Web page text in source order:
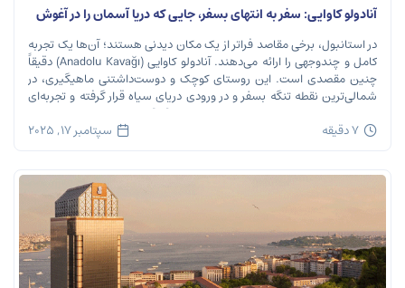
آنادولو کاوایی: سفر به انتهای بسفر، جایی که دریا آسمان را در آغوش
می‌گیرد
در استانبول، برخی مقاصد فراتر از یک مکان دیدنی هستند؛ آن‌ها یک تجربه
کامل و چندوجهی را ارائه می‌دهند. آنادولو کاوایی (Anadolu Kavağı) دقیقاً
چنین مقصدی است. این روستای کوچک و دوست‌داشتنی ماهیگیری، در
شمالی‌ترین نقطه تنگه بسفر و در ورودی دریای سیاه قرار گرفته و تجربه‌ای
بی‌نظیر از تاریخ، طبیعت و طعم‌های اصیل را […]
7 دقیقه سپتامبر 17, 2025